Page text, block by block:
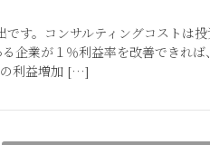
す。コンサルティングコストは
企業が１％利益率を改善できれ
の利益増加 […]